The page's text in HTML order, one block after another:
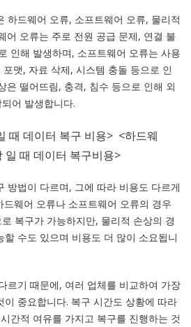
하드웨어 오류, 소프트웨어 오류, 물리적
어 오류는 주로 전원 공급 문제, 연결 불
인해 발생하며, 소프트웨어 오류는 사용
맷, 자료 삭제, 시스템 충돌 등으로 인
은 떨어뜨림, 충격, 침수 등으로 인해 외
어 발생합니다.
때 데이터 복구 비용> <하드웨
일 때 데이터 복구비용>
방법이 다르며, 그에 따라 비용도 다르게
웨어 오류나 소프트웨어 오류의 경우
복구가 가능하지만, 물리적 손상의 경
수도 있으며 비용도 더 많이 소요됩니
르기 때문에, 여러 업체를 비교하여 가장
이 중요합니다. 복구 시간도 상황에 따라
간적 여유를 가지고 복구를 진행하는 것